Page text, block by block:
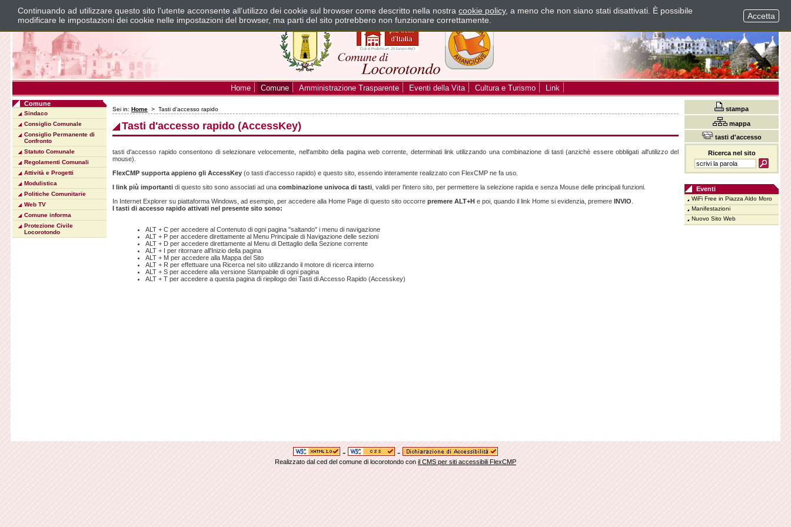
Home Comune Amministrazione Trasparente Eventi della Vita Cultura e Turismo Link
Sei in: Home > Tasti d'accesso rapido
Tasti d'accesso rapido (AccessKey)
tasti d'accesso rapido consentono di selezionare velocemente, nell'ambito della pagina web corrente, determinati link utilizzando una combinazione di tasti (anzichè essere obbligati all'utilizzo del
mouse).
FlexCMP supporta appieno gli AccessKey (o tasti d'accesso rapido) e questo sito, essendo interamente realizzato con FlexCMP ne fa uso.
I link più importanti di questo sito sono associati ad una combinazione univoca di tasti , validi per l'intero sito, per permettere la selezione rapida e senza Mouse delle principali funzioni.
In Internet Explorer su piattaforma Windows, ad esempio, per accedere alla Home Page di questo sito occorre premere ALT+H e poi, quando il link Home si evidenzia, premere INVIO
I tasti di accesso rapido attivati nel presente sito sono:
ALT + C per accedere al Contenuto di ogni pagina "saltando" i menu di navigazione
ALT + P per accedere direttamente al Menu Principale di Navigazione delle sezioni
ALT + D per accedere direttamente al Menu di Dettaglio della Sezione corrente
ALT + I per ritornare all'Inizio della pagina
ALT + M per accedere alla Mappa del Sito
ALT + R per effettuare una Ricerca nel sito utilizzando il motore di ricerca interno
ALT + S per accedere alla versione Stampabile di ogni pagina
ALT + T per accedere a questa pagina di riepilogo dei Tasti di Accesso Rapido (Accesskey)
Comune
Sindaco
Consiglio Comunale
Consiglio Permanente di
Confronto
Statuto Comunale
Regolamenti Comunali
Attività e Progetti
Modulistica
Politiche Comunitarie
Web TV
Comune informa
Protezione Civile
Locorotondo
stampa
mappa
tasti d'accesso
Ricerca nel sito
Eventi
WiFi Free in Piazza Aldo Moro
Manifestazioni
Nuovo Sito Web
- -
Realizzato dal ced del comune di locorotondo conil CMS per siti accessibili FlexCMP
Continuando ad utilizzare questo sito l'utente acconsente all'utilizzo dei cookie sul browser come descritto nella nostra cookie policy, a meno che non siano stati disattivati. È possibile
modificare le impostazioni dei cookie nelle impostazioni del browser, ma parti del sito potrebbero non funzionare correttamente.
Accetta